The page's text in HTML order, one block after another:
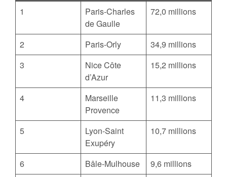
1
Paris-Charles
de Gaulle
72,0 millions
2 Paris-Orly
34,9 millions
3
Nice Côte
d’Azur
15,2 millions
4
Marseille
Provence
11,3 millions
5
Lyon-Saint
Exupéry
10,7 millions
6 Bâle-Mulhouse
9,6 millions